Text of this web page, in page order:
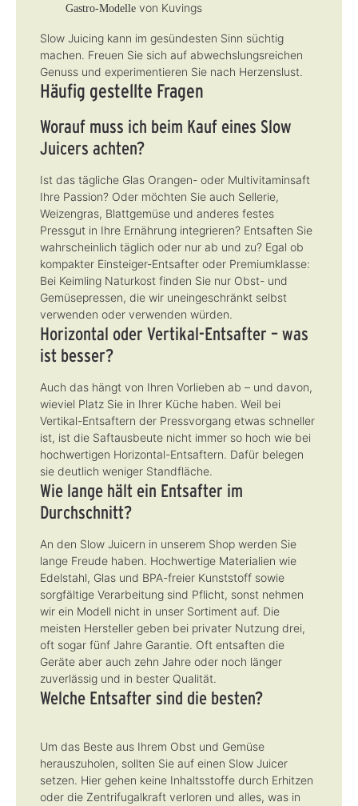
Gastro-Modelle von Kuvings
Slow Juicing kann im gesündesten Sinn süchtig
machen. Freuen Sie sich auf abwechslungsreichen
Genuss und experimentieren Sie nach Herzenslust.
Häufig gestellte Fragen
Worauf muss ich beim Kauf eines Slow
Juicers achten?
Ist das tägliche Glas Orangen- oder Multivitaminsaft
Ihre Passion? Oder möchten Sie auch Sellerie,
Weizengras, Blattgemüse und anderes festes
Pressgut in Ihre Ernährung integrieren? Entsaften Sie
wahrscheinlich täglich oder nur ab und zu? Egal ob
kompakter Einsteiger-Entsafter oder Premiumklasse:
Bei Keimling Naturkost finden Sie nur Obst- und
Gemüsepressen, die wir uneingeschränkt selbst
verwenden oder verwenden würden.
Horizontal oder Vertikal-Entsafter – was
ist besser?
Auch das hängt von Ihren Vorlieben ab – und davon,
wieviel Platz Sie in Ihrer Küche haben. Weil bei
Vertikal-Entsaftern der Pressvorgang etwas schneller
ist, ist die Saftausbeute nicht immer so hoch wie bei
hochwertigen Horizontal-Entsaftern. Dafür belegen
sie deutlich weniger Standfläche.
Wie lange hält ein Entsafter im
Durchschnitt?
An den Slow Juicern in unserem Shop werden Sie
lange Freude haben. Hochwertige Materialien wie
Edelstahl, Glas und BPA-freier Kunststoff sowie
sorgfältige Verarbeitung sind Pflicht, sonst nehmen
wir ein Modell nicht in unser Sortiment auf. Die
meisten Hersteller geben bei privater Nutzung drei,
oft sogar fünf Jahre Garantie. Oft entsaften die
Geräte aber auch zehn Jahre oder noch länger
zuverlässig und in bester Qualität.
Welche Entsafter sind die besten?
Um das Beste aus Ihrem Obst und Gemüse
herauszuholen, sollten Sie auf einen Slow Juicer
setzen. Hier gehen keine Inhaltsstoffe durch Erhitzen
oder die Zentrifugalkraft verloren und alles, was in